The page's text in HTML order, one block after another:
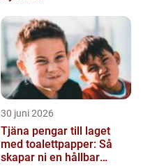
30 juni 2026
Tjäna pengar till laget
med toalettpapper: Så
skapar ni en hållbar